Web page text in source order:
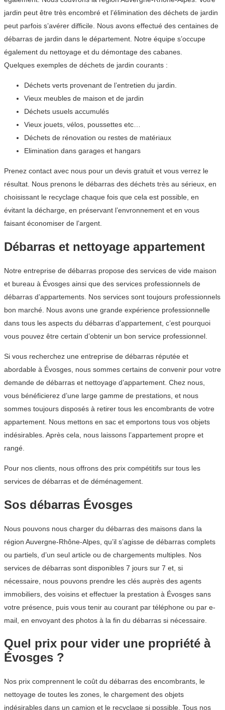
jardin peut être très encombré et l’élimination des déchets de jardin
peut parfois s’avérer difficile. Nous avons effectué des centaines de
débarras de jardin dans le département. Notre équipe s’occupe
également du nettoyage et du démontage des cabanes.
Quelques exemples de déchets de jardin courants :
Déchets verts provenant de l’entretien du jardin.
Vieux meubles de maison et de jardin
Déchets usuels accumulés
Vieux jouets, vélos, poussettes etc…
Déchets de rénovation ou restes de matériaux
Elimination dans garages et hangars
Prenez contact avec nous pour un devis gratuit et vous verrez le
résultat. Nous prenons le débarras des déchets très au sérieux, en
choisissant le recyclage chaque fois que cela est possible, en
évitant la décharge, en préservant l’envronnement et en vous
faisant économiser de l’argent.
Débarras et nettoyage appartement
Notre entreprise de débarras propose des services de vide maison
et bureau à Évosges ainsi que des services professionnels de
débarras d’appartements. Nos services sont toujours professionnels
bon marché. Nous avons une grande expérience professionnelle
dans tous les aspects du débarras d’appartement, c’est pourquoi
vous pouvez être certain d’obtenir un bon service professionnel.
Si vous recherchez une entreprise de débarras réputée et
abordable à Évosges, nous sommes certains de convenir pour votre
demande de débarras et nettoyage d’appartement. Chez nous,
vous bénéficierez d’une large gamme de prestations, et nous
sommes toujours disposés à retirer tous les encombrants de votre
appartement. Nous mettons en sac et emportons tous vos objets
indésirables. Après cela, nous laissons l’appartement propre et
rangé.
Pour nos clients, nous offrons des prix compétitifs sur tous les
services de débarras et de déménagement.
Sos débarras Évosges
Nous pouvons nous charger du débarras des maisons dans la
région Auvergne-Rhône-Alpes, qu’il s’agisse de débarras complets
ou partiels, d’un seul article ou de chargements multiples. Nos
services de débarras sont disponibles 7 jours sur 7 et, si
nécessaire, nous pouvons prendre les clés auprès des agents
immobiliers, des voisins et effectuer la prestation à Évosges sans
votre présence, puis vous tenir au courant par téléphone ou par e-
mail, en envoyant des photos à la fin du débarras si nécessaire.
Quel prix pour vider une propriété à
Évosges ?
Nos prix comprennent le coût du débarras des encombrants, le
nettoyage de toutes les zones, le chargement des objets
indésirables dans un camion et le recyclage si possible. Tous nos